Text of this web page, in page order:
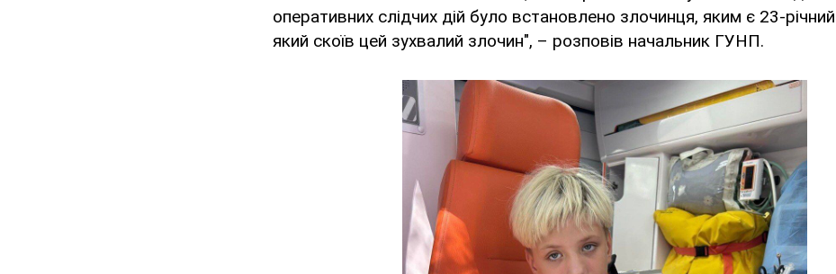
оперативних слідчих дій було встановлено злочинця, яким є 23-
який скоїв цей зухвалий злочин", – розповів начальник ГУНП.